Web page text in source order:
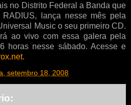
no Distrito Federal a Banda que
RADIUS, lança nesse mês pela
Music o seu primeiro CD.
ao vivo com essa galera pela
horas nesse sábado. Acesse e
.
setembro 18, 2008